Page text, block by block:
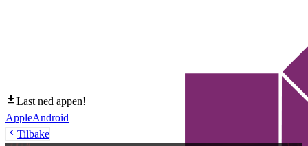
Last ned appen!
AppleAndroid
Tilbake